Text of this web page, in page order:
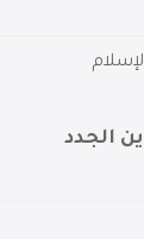
الجدد